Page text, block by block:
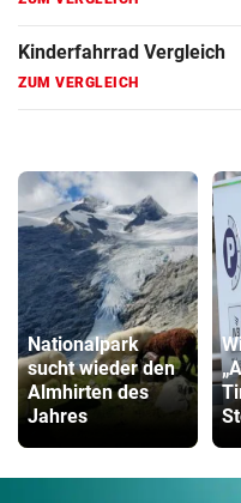
Kinderfahrrad Vergleich
ZUM VERGLEICH
Nationalpark
sucht wieder den
Almhirten des
Jahres